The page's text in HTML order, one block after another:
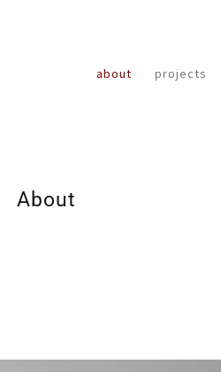
about projects
About